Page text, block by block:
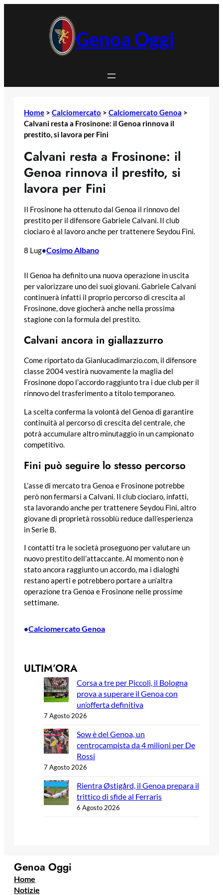
Genoa Oggi
Home > Calciomercato > Calciomercato Genoa >
Calvani resta a Frosinone: il Genoa rinnova il
prestito, si lavora per Fini
Calvani resta a Frosinone: il
Genoa rinnova il prestito, si
lavora per Fini
Il Frosinone ha ottenuto dal Genoa il rinnovo del
prestito per il difensore Gabriele Calvani. Il club
ciociaro è al lavoro anche per trattenere Seydou Fini.
8 Lug•Cosimo Albano
Il Genoa ha definito una nuova operazione in uscita
per valorizzare uno dei suoi giovani. Gabriele Calvani
continuerà infatti il proprio percorso di crescita al
Frosinone, dove giocherà anche nella prossima
stagione con la formula del prestito.
Calvani ancora in giallazzurro
Come riportato da Gianlucadimarzio.com, il difensore
classe 2004 vestirà nuovamente la maglia del
Frosinone dopo l’accordo raggiunto tra i due club per il
rinnovo del trasferimento a titolo temporaneo.
La scelta conferma la volontà del Genoa di garantire
continuità al percorso di crescita del centrale, che
potrà accumulare altro minutaggio in un campionato
competitivo.
Fini può seguire lo stesso percorso
L’asse di mercato tra Genoa e Frosinone potrebbe
però non fermarsi a Calvani. Il club ciociaro, infatti,
sta lavorando anche per trattenere Seydou Fini, altro
giovane di proprietà rossoblù reduce dall’esperienza
in Serie B.
I contatti tra le società proseguono per valutare un
nuovo prestito dell’attaccante. Al momento non è
stato ancora raggiunto un accordo, ma i dialoghi
restano aperti e potrebbero portare a un’altra
operazione tra Genoa e Frosinone nelle prossime
settimane.
•Calciomercato Genoa
ULTIM’ORA
Corsa a tre per Piccoli, il Bologna
prova a superare il Genoa con
un’offerta definitiva
7 Agosto 2026
Sow è del Genoa, un
centrocampista da 4 milioni per De
Rossi
7 Agosto 2026
Rientra Østigård, il Genoa prepara il
trittico di sfide al Ferraris
6 Agosto 2026
Genoa Oggi
Home
Notizie